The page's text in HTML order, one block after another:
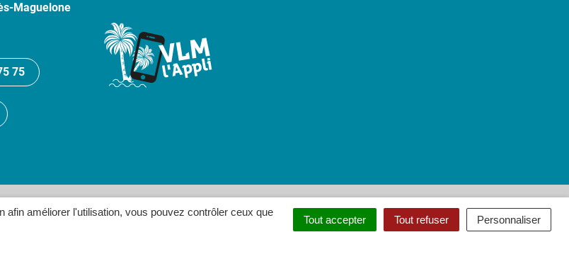
améliorer l'utilisation, vous pouvez contrôler ceux que
Tout accepter Tout refuser Personnaliser
Maguelone
75